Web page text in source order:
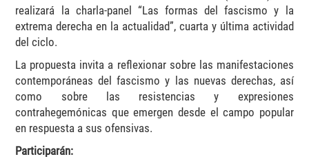
realizará la charla-panel “Las formas del fascismo y la
extrema derecha en la actualidad”, cuarta y última actividad
del ciclo.
La propuesta invita a reflexionar sobre las manifestaciones
contemporáneas del fascismo y las nuevas derechas, así
como sobre las resistencias y expresiones
contrahegemónicas que emergen desde el campo popular
en respuesta a sus ofensivas.
Participarán: